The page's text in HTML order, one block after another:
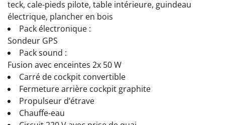
teck, cale-pieds pilote, table intérieure, guindeau
électrique, plancher en bois
Pack électronique :
Sondeur GPS
Pack sound :
Fusion avec enceintes 2x 50 W
Carré de cockpit convertible
Fermeture arrière cockpit graphite
Propulseur d’étrave
Chauffe-eau